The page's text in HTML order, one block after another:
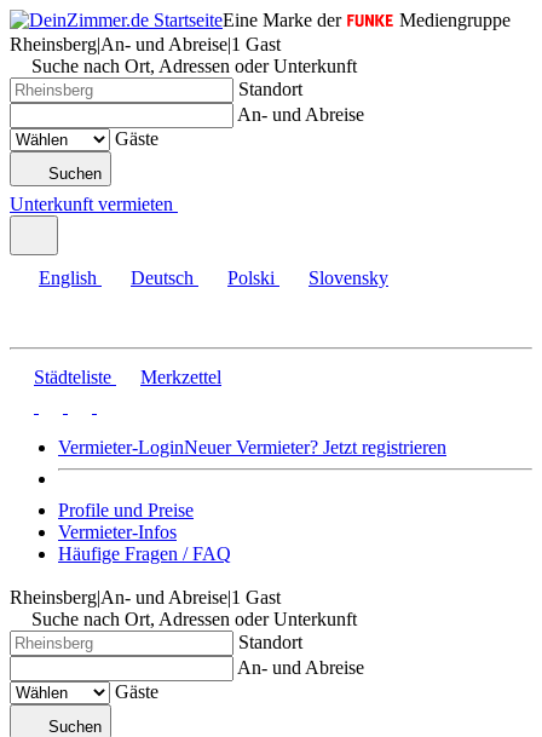
Eine Marke der
Mediengruppe
Rheinsberg|An- und Abreise|1 Gast
Suche nach Ort, Adressen oder Unterkunft
Standort
An- und Abreise
Gäste
Suchen
Unterkunft vermieten
English Deutsch Polski Slovensky
Städteliste Merkzettel
Vermieter-LoginNeuer Vermieter? Jetzt registrieren
Profile und Preise
Vermieter-Infos
Häufige Fragen / FAQ
Rheinsberg|An- und Abreise|1 Gast
Suche nach Ort, Adressen oder Unterkunft
Standort
An- und Abreise
Gäste
Suchen